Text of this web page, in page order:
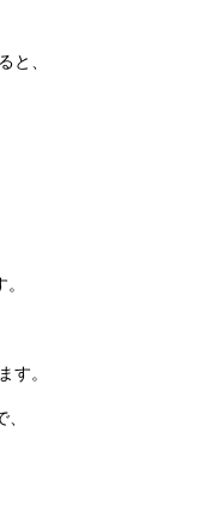
と、
す。